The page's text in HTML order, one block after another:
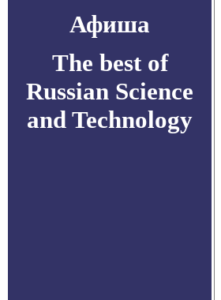
Афиша
The best of
Russian Science
and Technology